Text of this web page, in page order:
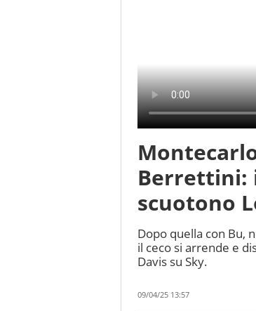
Berrettini:
scuotono
Dopo quella con Bu,
il ceco si arrende e
Davis su Sky.
09/04/25 13:57